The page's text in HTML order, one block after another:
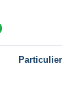
Particulier